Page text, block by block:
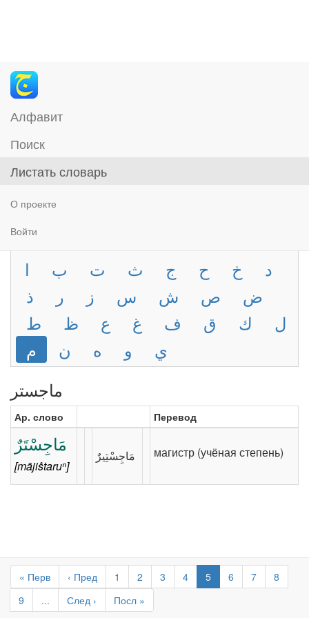
Алфавит
Поиск
Листать словарь
О проекте
Войти
ا ب ت ث ج ح خ
د
ذ
ر ز س ش ص
ض
ط
ظ ع غ ف ق ك
ل
م
ن ه و
ي
ماجستر
Ар. слово Перевод
مَاجِسْتَرٌ
[mājis̊taruⁿ]
магистр (учёная степень)
« Перв ‹ Пред 1 2 3 4 5 6 7
8
9
... След › Посл »